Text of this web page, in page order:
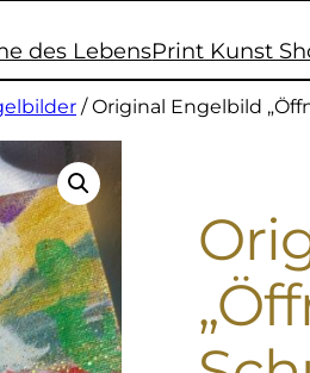
des LebensPrint Kunst
/ Original Engelbild